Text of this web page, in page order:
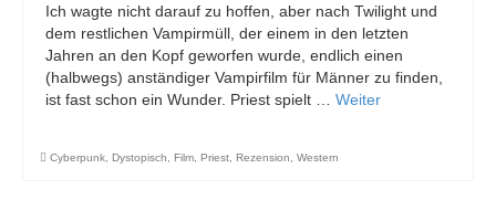
Ich wagte nicht darauf zu hoffen, aber nach Twilight und
dem restlichen Vampirmüll, der einem in den letzten
Jahren an den Kopf geworfen wurde, endlich einen
(halbwegs) anständiger Vampirfilm für Männer zu finden,
ist fast schon ein Wunder. Priest spielt … Weiter
Cyberpunk Dystopisch Film Priest Rezension Western